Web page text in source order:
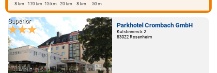
8 km 170 km 15 km 20 km 8 km 50 m
Parkhotel Crombach GmbH
Kufsteinerstr. 2
83022 Rosenheim
Superior